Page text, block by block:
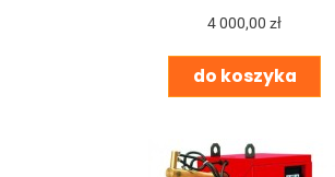
4 000,00 zł
do koszyka